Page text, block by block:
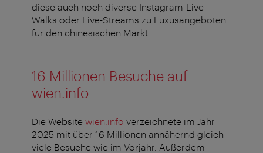
diese auch noch diverse Instagram-Live
Walks oder Live-Streams zu Luxusangeboten
für den chinesischen Markt.
16 Millionen Besuche auf
wien.info
Die Website wien.info verzeichnete im Jahr
2025 mit über 16 Millionen annähernd gleich
viele Besuche wie im Vorjahr. Außerdem